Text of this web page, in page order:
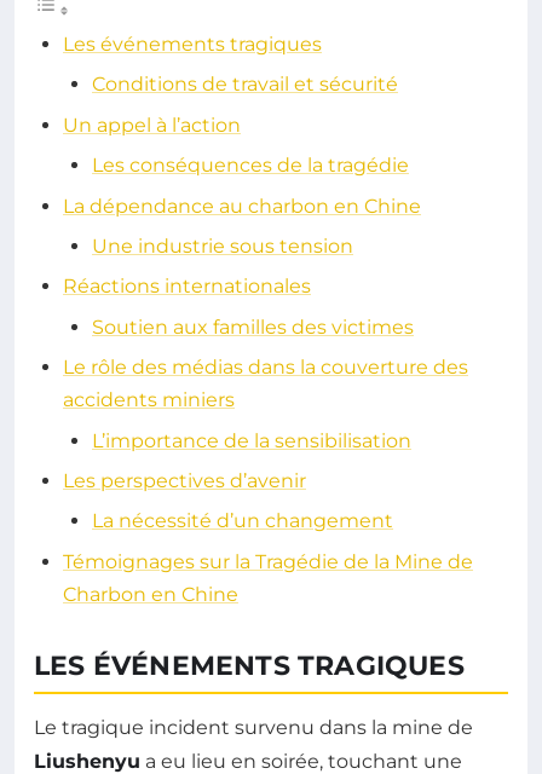
Les événements tragiques
Conditions de travail et sécurité
Un appel à l’action
Les conséquences de la tragédie
La dépendance au charbon en Chine
Une industrie sous tension
Réactions internationales
Soutien aux familles des victimes
Le rôle des médias dans la couverture des
accidents miniers
L’importance de la sensibilisation
Les perspectives d’avenir
La nécessité d’un changement
Témoignages sur la Tragédie de la Mine de
Charbon en Chine
LES ÉVÉNEMENTS TRAGIQUES
Le tragique incident survenu dans la mine de
Liushenyu a eu lieu en soirée, touchant une